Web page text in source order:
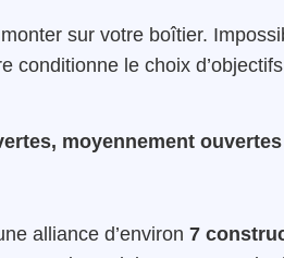
sur votre boîtier.
conditionne le choix
moyennement
alliance d’environ 7